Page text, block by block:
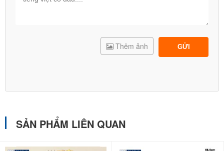
GỬI
Thêm ảnh
SẢN PHẨM LIÊN QUAN